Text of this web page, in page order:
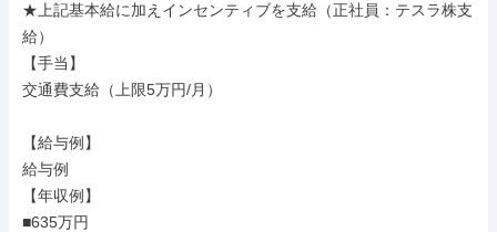
★上記基本給に加えインセンティブを支給（正社員：テスラ株支
給）
【手当】
交通費支給（上限5万円/月）
【給与例】
給与例
【年収例】
■635万円